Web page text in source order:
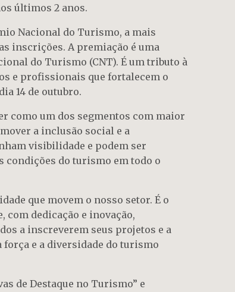
últimos 2 anos.
Nacional do Turismo, a mais
inscrições. A premiação é uma
do Turismo (CNT). É um tributo à
e profissionais que fortalecem o
14 de outubro.
como um dos segmentos com maior
a inclusão social e a
visibilidade e podem ser
do turismo em todo o
que movem o nosso setor. É o
dedicação e inovação,
a inscreverem seus projetos e a
força e a diversidade do turismo
de Destaque no Turismo” e